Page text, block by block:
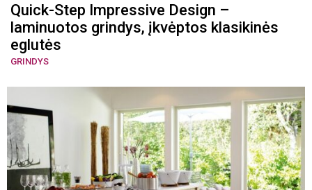
Quick-Step Impressive Design –
laminuotos grindys, įkvėptos klasikinės
eglutės
GRINDYS